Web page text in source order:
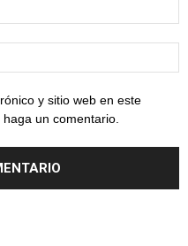
y sitio web en este
un comentario.